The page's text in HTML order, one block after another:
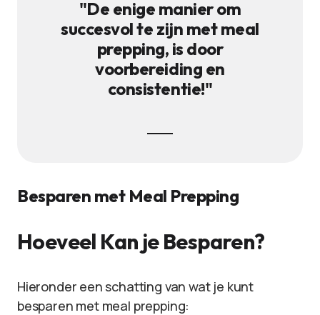
"De enige manier om
succesvol te zijn met meal
prepping, is door
voorbereiding en
consistentie!"
Besparen met Meal Prepping
Hoeveel Kan je Besparen?
Hieronder een schatting van wat je kunt
besparen met meal prepping: